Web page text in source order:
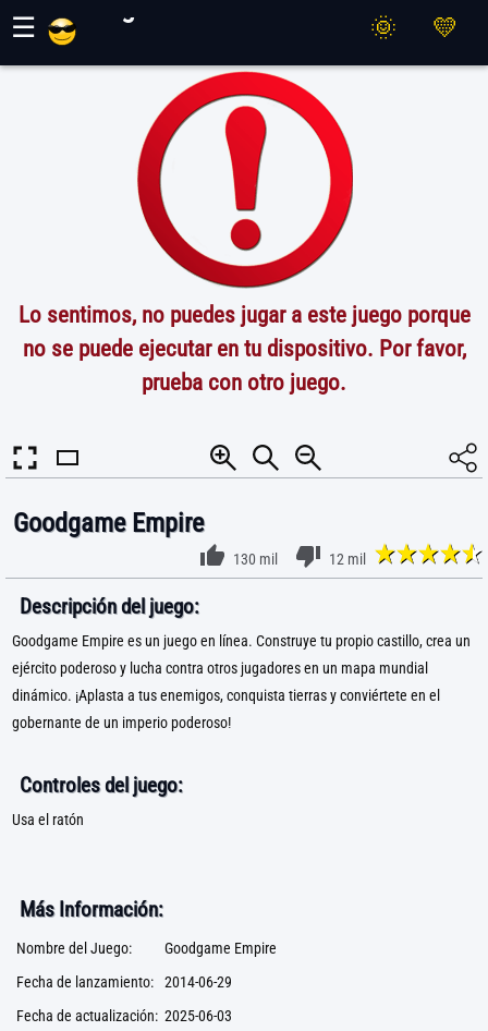
☰
Lo sentimos, no puedes jugar a este juego porque
no se puede ejecutar en tu dispositivo. Por favor,
prueba con otro juego.
Goodgame Empire
130 mil 12 mil
Descripción del juego:
Goodgame Empire es un juego en línea. Construye tu propio castillo, crea un
ejército poderoso y lucha contra otros jugadores en un mapa mundial
dinámico. ¡Aplasta a tus enemigos, conquista tierras y conviértete en el
gobernante de un imperio poderoso!
Controles del juego:
Usa el ratón
Más Información:
Nombre del Juego:
Goodgame Empire
Fecha de lanzamiento: 2014-06-29
Fecha de actualización: 2025-06-03